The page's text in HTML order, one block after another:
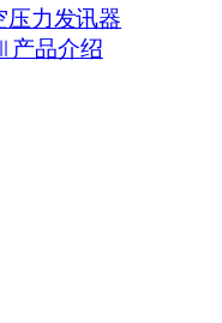
压力发讯器
产品介绍